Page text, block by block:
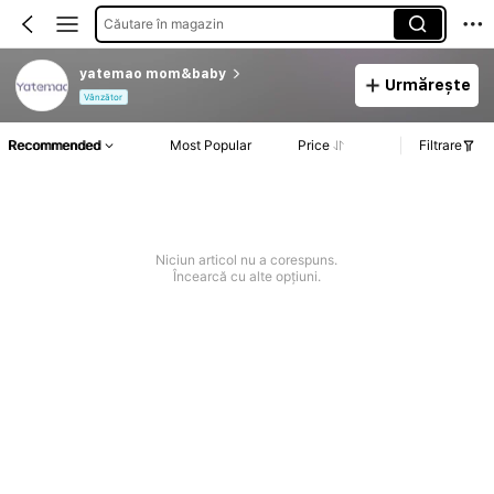
Căutare în magazin
yatemao mom&baby
Vânzător
Urmărește
Recommended Most Popular Price Filtrare
Niciun articol nu a corespuns.
Încearcă cu alte opțiuni.